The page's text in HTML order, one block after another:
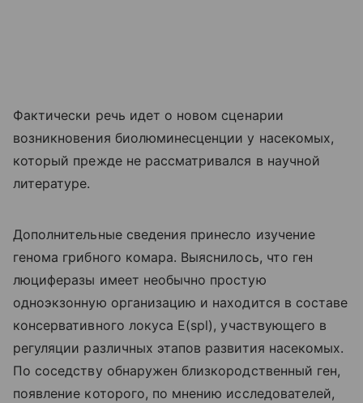
Фактически речь идет о новом сценарии
возникновения биолюминесценции у насекомых,
который прежде не рассматривался в научной
литературе.
Дополнительные сведения принесло изучение
генома грибного комара. Выяснилось, что ген
люциферазы имеет необычно простую
одноэкзонную организацию и находится в составе
консервативного локуса E(spl), участвующего в
регуляции различных этапов развития насекомых.
По соседству обнаружен близкородственный ген,
появление которого, по мнению исследователей,